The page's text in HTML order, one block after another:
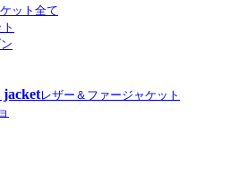
ット全て
レザー＆ファージャケット